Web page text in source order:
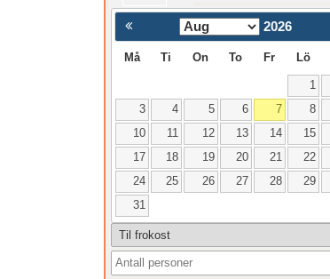
2026
Må Ti On To Fr Lö
1
3
4 5 6 7 8
10
11 12 13 14 15
17
18 19 20 21 22
24
25 26 27 28 29
31
<